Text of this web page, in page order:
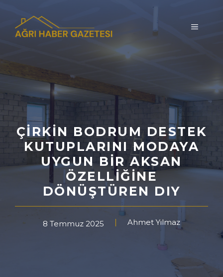
MENÜ
ÇIRKIN BODRUM DESTEK
KUTUPLARINI MODAYA
UYGUN BIR AKSAN
ÖZELLIĞINE
DÖNÜŞTÜREN DIY
8 Temmuz 2025 Ahmet Yılmaz